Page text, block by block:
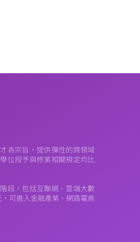
為宗旨，提供彈性的跨領域
位授予與修業相關規定均比
段，包括互聯網、雲端大數
可進入金融產業、網路電商